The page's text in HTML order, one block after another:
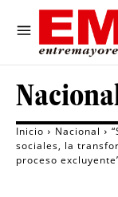
Inicio Nacional
sociales, la
proceso